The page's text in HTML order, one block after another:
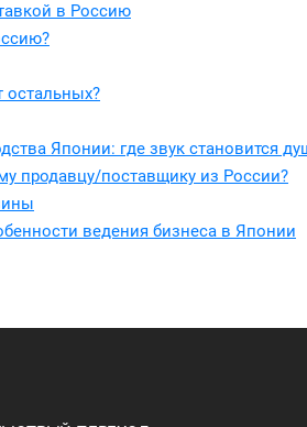
в Россию
остальных?
Японии: где звук становится
продавцу/поставщику из России?
ведения бизнеса в Японии